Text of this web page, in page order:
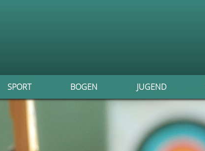
SPORT BOGEN JUGEND